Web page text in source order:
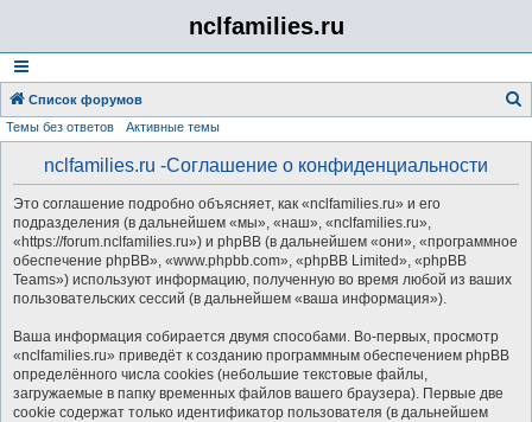
nclfamilies.ru
Список форумов
Темы без ответов Активные темы
nclfamilies.ru -Соглашение о конфиденциальности
Это соглашение подробно объясняет, как «nclfamilies.ru» и его
подразделения (в дальнейшем «мы», «наш», «nclfamilies.ru»,
«https://forum.nclfamilies.ru») и phpBB (в дальнейшем «они», «программное
обеспечение phpBB», «www.phpbb.com», «phpBB Limited», «phpBB
Teams») используют информацию, полученную во время любой из ваших
пользовательских сессий (в дальнейшем «ваша информация»).
Ваша информация собирается двумя способами. Во-первых, просмотр
«nclfamilies.ru» приведёт к созданию программным обеспечением phpBB
определённого числа cookies (небольшие текстовые файлы,
загружаемые в папку временных файлов вашего браузера). Первые две
cookie содержат только идентификатор пользователя (в дальнейшем